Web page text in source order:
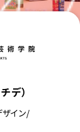
デ）
ザイン/